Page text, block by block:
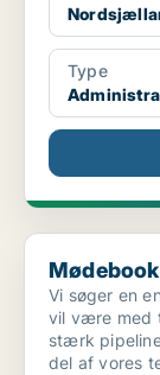
Type
Mødebooker
Vi søger en
vil være med
stærk
del af vores